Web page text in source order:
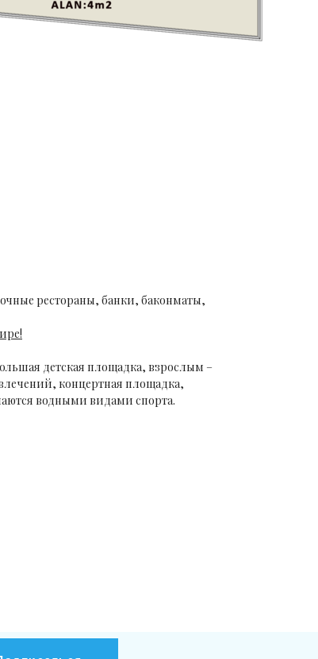
рестораны, банки, баконматы,
детская площадка, взрослым –
концертная площадка,
водными видами спорта.